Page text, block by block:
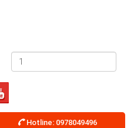
Hotline: 0978049496